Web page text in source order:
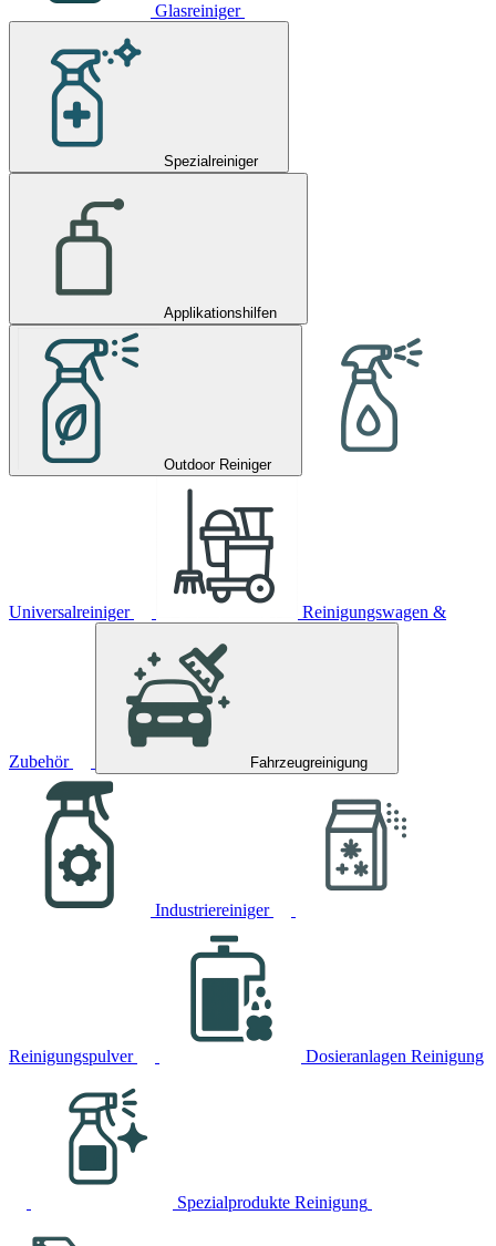
Glasreiniger
Spezialreiniger
Applikationshilfen
Outdoor Reiniger
Universalreiniger Reinigungswagen &
Zubehör Fahrzeugreinigung
Industriereiniger
Reinigungspulver Dosieranlagen Reinigung
Spezialprodukte Reinigung